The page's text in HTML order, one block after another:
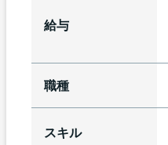
給与
職種
スキル